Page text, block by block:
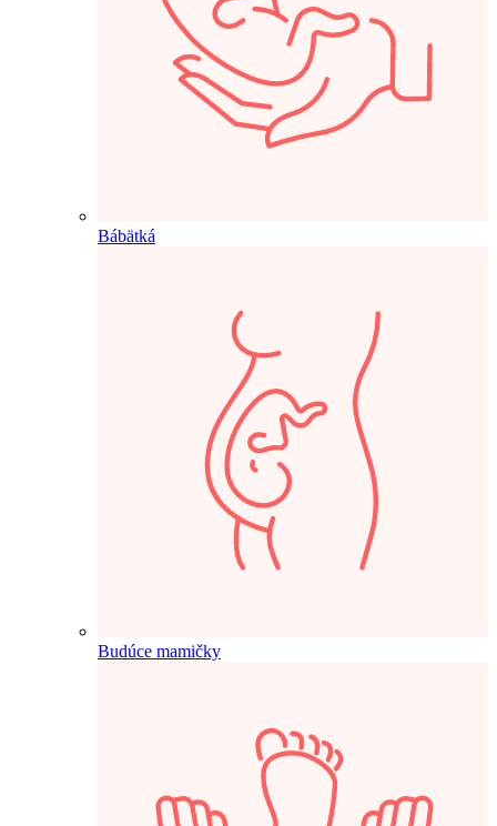
Bábätká
Budúce mamičky